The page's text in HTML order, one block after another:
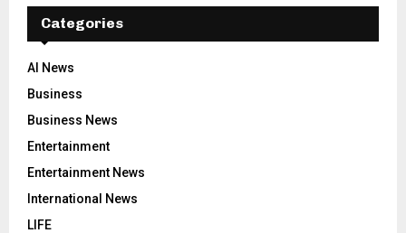
Categories
AI News
Business
Business News
Entertainment
Entertainment News
International News
LIFE